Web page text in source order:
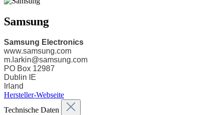
Samsung
Samsung Electronics
www.samsung.com
m.larkin@samsung.com
PO Box 12987
Dublin IE
Irland
Hersteller-Webseite
Technische Daten